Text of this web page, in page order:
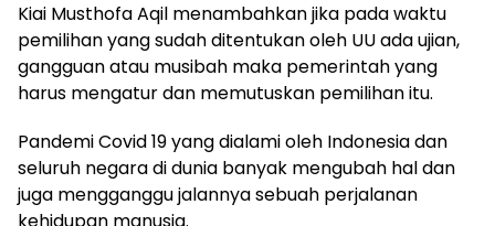
Kiai Musthofa Aqil menambahkan jika pada waktu
pemilihan yang sudah ditentukan oleh UU ada ujian,
gangguan atau musibah maka pemerintah yang
harus mengatur dan memutuskan pemilihan itu.
Pandemi Covid 19 yang dialami oleh Indonesia dan
seluruh negara di dunia banyak mengubah hal dan
juga mengganggu jalannya sebuah perjalanan